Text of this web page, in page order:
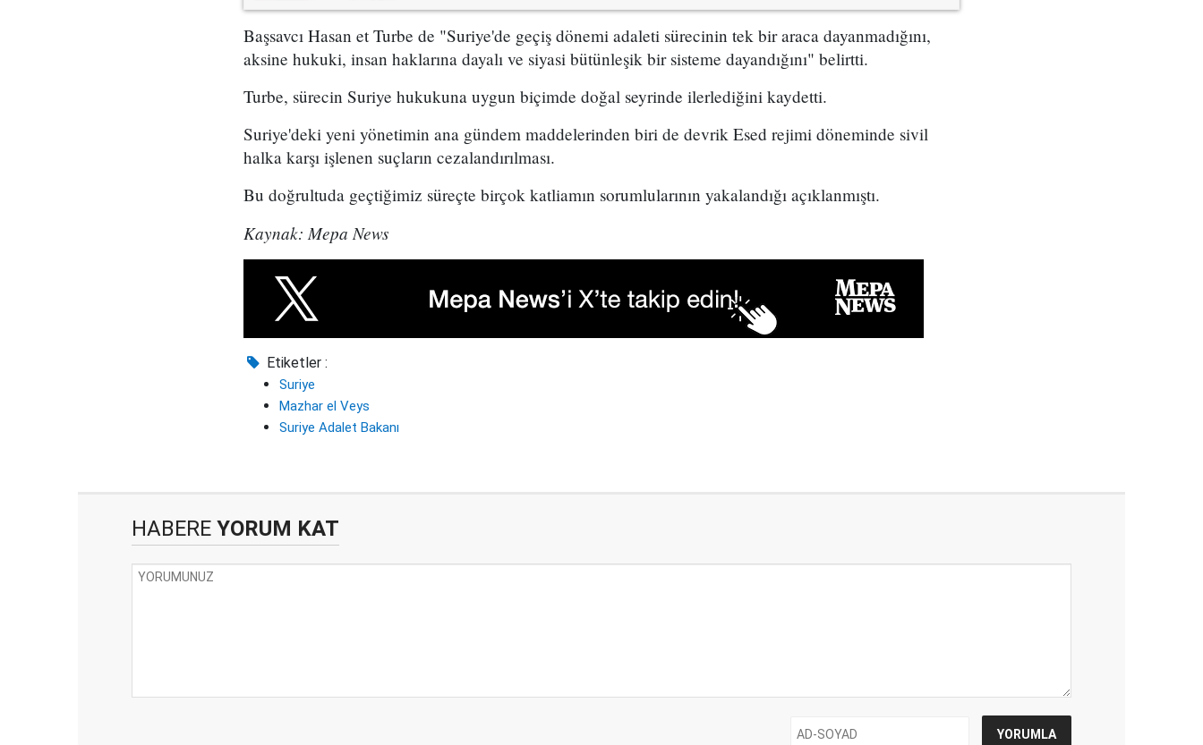
Başsavcı Hasan et Turbe de "Suriye'de geçiş dönemi adaleti sürecinin tek bir araca dayanmadığını,
aksine hukuki, insan haklarına dayalı ve siyasi bütünleşik bir sisteme dayandığını" belirtti.
Turbe, sürecin Suriye hukukuna uygun biçimde doğal seyrinde ilerlediğini kaydetti.
Suriye'deki yeni yönetimin ana gündem maddelerinden biri de devrik Esed rejimi döneminde sivil
halka karşı işlenen suçların cezalandırılması.
Bu doğrultuda geçtiğimiz süreçte birçok katliamın sorumlularının yakalandığı açıklanmıştı.
Kaynak: Mepa News
Etiketler :
Suriye
Mazhar el Veys
Suriye Adalet Bakanı
HABERE YORUM KAT